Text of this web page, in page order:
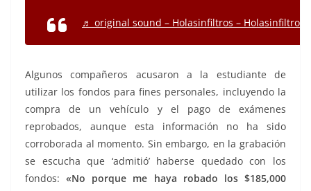
♬ original sound – Holasinfiltros – Holasinfiltros
Algunos compañeros acusaron a la estudiante de
utilizar los fondos para fines personales, incluyendo la
compra de un vehículo y el pago de exámenes
reprobados, aunque esta información no ha sido
corroborada al momento. Sin embargo, en la grabación
se escucha que ‘admitió’ haberse quedado con los
fondos:«No porque me haya robado los $185,000